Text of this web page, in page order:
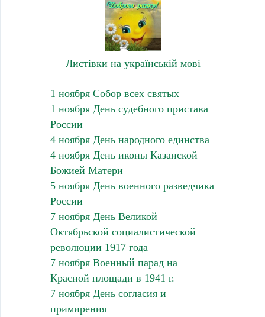
Листівки на українській мові
1 ноября Собор всех святых
1 ноября День судебного пристава
России
4 ноября День народного единства
4 ноября День иконы Казанской
Божией Матери
5 ноября День военного разведчика
России
7 ноября День Великой
Октябрьской социалистической
революции 1917 года
7 ноября Военный парад на
Красной площади в 1941 г.
7 ноября День согласия и
примирения